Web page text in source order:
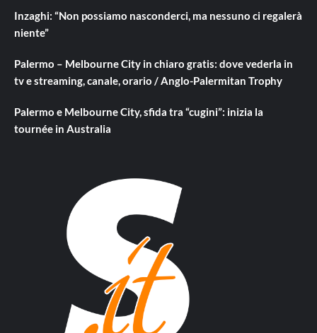
Inzaghi: “Non possiamo nasconderci, ma nessuno ci regalerà
niente”
Palermo – Melbourne City in chiaro gratis: dove vederla in
tv e streaming, canale, orario / Anglo-Palermitan Trophy
Palermo e Melbourne City, sfida tra “cugini”: inizia la
tournée in Australia